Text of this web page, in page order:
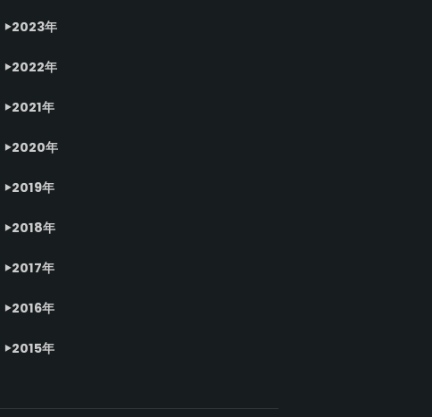
2023年
2022年
2021年
2020年
2019年
2018年
2017年
2016年
2015年